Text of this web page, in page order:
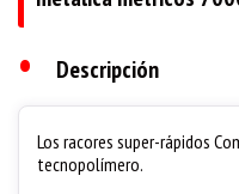
• Descripción
Los racores super-rápidos
tecnopolímero.